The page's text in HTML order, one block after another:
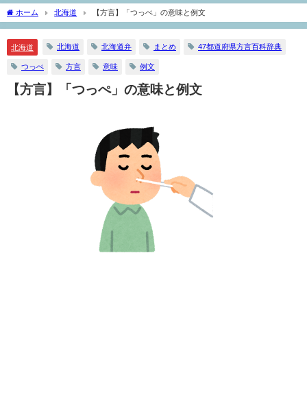
ホーム 北海道 【方言】「つっぺ」の意味と例文
北海道 北海道 北海道弁 まとめ 47都道府県方言百科辞典
つっぺ 方言 意味 例文
【方言】「つっぺ」の意味と例文